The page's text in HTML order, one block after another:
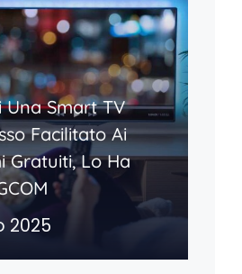
Una Smart TV
Facilitato Ai
Gratuiti, Lo Ha
2025